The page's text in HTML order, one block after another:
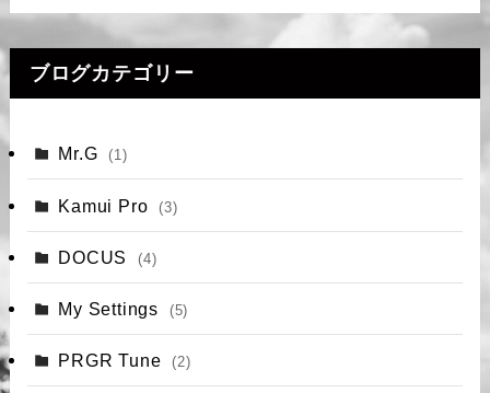
ブログカテゴリー
Mr.G (1)
Kamui Pro (3)
DOCUS (4)
My Settings (5)
PRGR Tune (2)